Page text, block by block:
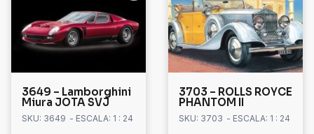
3649 – Lamborghini
Miura JOTA SVJ
SKU: 3649 - ESCALA: 1 : 24
3703 – ROLLS ROYCE
PHANTOM II
SKU: 3703 - ESCALA: 1 : 24